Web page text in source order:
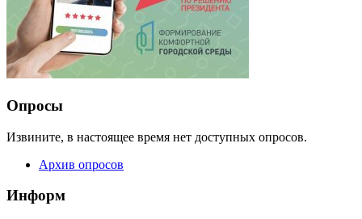
Опросы
Извините, в настоящее время нет доступных опросов.
Архив опросов
Информ